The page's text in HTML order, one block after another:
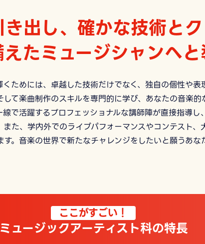
出し、確かな技術と
たミュージシャンへ
くためには、卓越した技術だけでなく、独自の個性や
して楽曲制作のスキルを専門的に学び、あなたの音楽
線で活躍するプロフェッショナルな講師陣が直接指導
また、学内外でのライブパフォーマンスやコンテスト
す。音楽の世界で新たなチャレンジをしたいと願うあ
ここがすごい！
ミュージックアーティスト科の特長